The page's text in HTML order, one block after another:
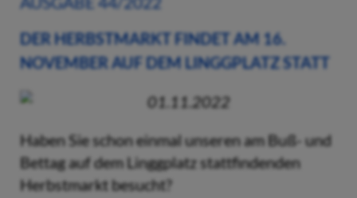
DER HERBSTMARKT FINDET AM 16.
NOVEMBER AUF DEM LINGGPLATZ STATT
01.11.2022
Haben Sie schon einmal unseren am Buß- und
Bettag auf dem Linggplatz stattfindenden
Herbstmarkt besucht?